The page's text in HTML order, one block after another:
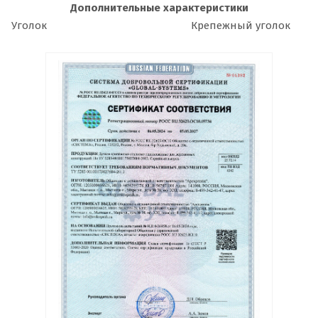
Дополнительные характеристики
Уголок
Крепежный уголок